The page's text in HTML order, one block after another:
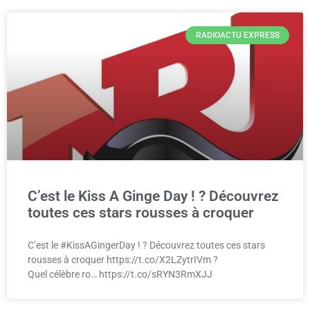
RADIOACTU EXPRESS
C’est le Kiss A Ginge Day ! ? Découvrez
toutes ces stars rousses à croquer
C’est le #KissAGingerDay ! ? Découvrez toutes ces stars
rousses à croquer https://t.co/X2LZytrIVm ?
Quel célèbre ro… https://t.co/sRYN3RmXJJ